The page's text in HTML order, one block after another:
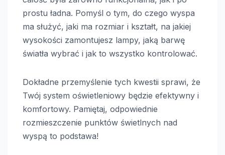
prostu ładna. Pomyśl o tym, do czego wyspa
ma służyć, jaki ma rozmiar i kształt, na jakiej
wysokości zamontujesz lampy, jaką barwę
światła wybrać i jak to wszystko kontrolować.
Dokładne przemyślenie tych kwestii sprawi, że
Twój system oświetleniowy będzie efektywny i
komfortowy. Pamiętaj, odpowiednie
rozmieszczenie punktów świetlnych nad
wyspą to podstawa!